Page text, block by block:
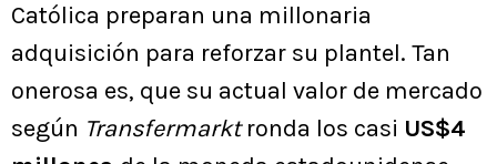
Católica preparan una millonaria
adquisición para reforzar su plantel. Tan
onerosa es, que su actual valor de mercado
según Transfermarktronda los casi US$4